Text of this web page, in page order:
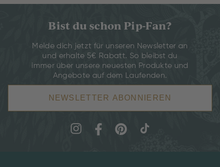
Bist du schon Pip-Fan?
Melde dich jetzt für unseren Newsletter an
und erhalte 5€ Rabatt. So bleibst du
immer über unsere neuesten Produkte und
Angebote auf dem Laufenden.
NEWSLETTER ABONNIEREN